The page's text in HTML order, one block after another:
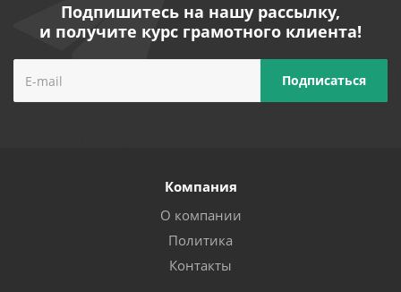
Подпишитесь на нашу рассылку,
и получите курс грамотного клиента!
Компания
О компании
Политика
Контакты